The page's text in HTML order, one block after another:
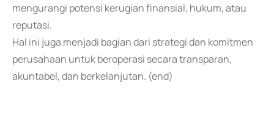
mengurangi potensi kerugian finansial, hukum, atau
reputasi.
Hal ini juga menjadi bagian dari strategi dan komitmen
perusahaan untuk beroperasi secara transparan,
akuntabel, dan berkelanjutan. (end)